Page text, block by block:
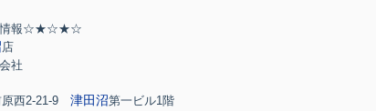
報☆★☆★☆
店
社
原西2-21-9 津田沼第一ビル1階